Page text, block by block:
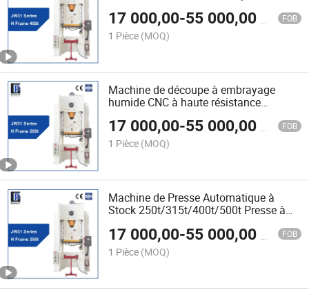
17 000,00-55 000,00 FOB
1 Pièce (MOQ)
Machine de découpe à embrayage
humide CNC à haute résistance
de stamping 315t/400t/500t/630t
17 000,00-55 000,00 FOB
1 Pièce (MOQ)
Machine de Presse Automatique à
Stock 250t/315t/400t/500t Presse à
Simple Manivelle avec Variateur de
Fréquence
17 000,00-55 000,00 FOB
1 Pièce (MOQ)